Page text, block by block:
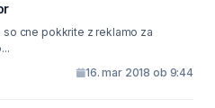
cne pokkrite z reklamo za
16. mar 2018 ob 9:44